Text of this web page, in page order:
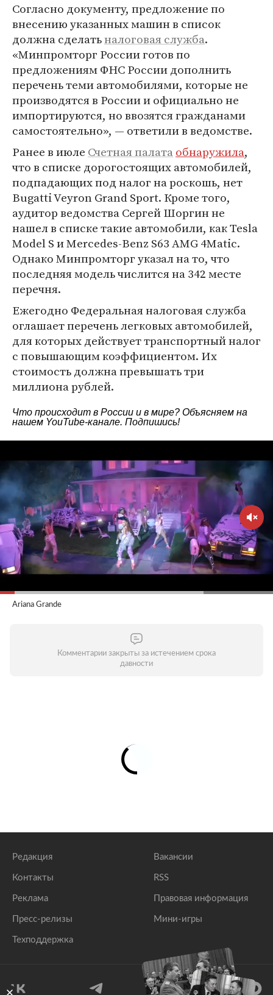
Согласно документу, предложение по
внесению указанных машин в список
должна сделатьналоговая служба.
«Минпромторг России готов по
предложениям ФНС России дополнить
перечень теми автомобилями, которые не
производятся в России и официально не
импортируются, но ввозятся гражданами
самостоятельно», — ответили в ведомстве.
Ранее в июле Счетная палатаобнаружила,
что в списке дорогостоящих автомобилей,
подпадающих под налог на роскошь, нет
Bugatti Veyron Grand Sport. Кроме того,
аудитор ведомства Сергей Шоргин не
нашел в списке такие автомобили, как Tesla
Model S и Mercedes-Benz S63 AMG 4Matic.
Однако Минпромторг указал на то, что
последняя модель числится на 342 месте
перечня.
Ежегодно Федеральная налоговая служба
оглашает перечень легковых автомобилей,
для которых действует транспортный налог
с повышающим коэффициентом. Их
стоимость должна превышать три
миллиона рублей.
Что происходит в России и в мире? Объясняем на
нашем YouTube-канале. Подпишись!
Ariana Grande
Комментарии закрыты за истечением срока
давности
Редакция
Контакты
Реклама
Пресс-релизы
Техподдержка
Вакансии
RSS
Правовая информация
Мини-игры